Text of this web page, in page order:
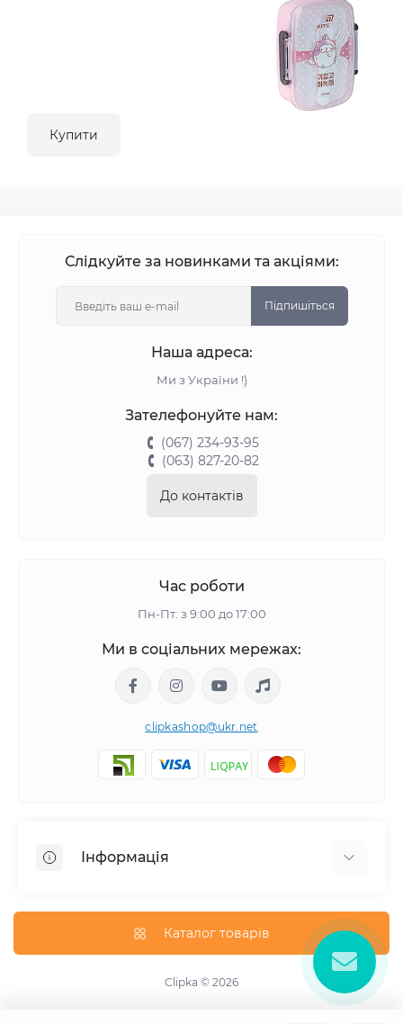
Купити
Слідкуйте за новинками та акціями:
Підпишіться
Наша адреса:
Ми з України !)
Зателефонуйте нам:
(067) 234-93-95
(063) 827-20-82
До контактів
Час роботи
Пн-Пт: з 9:00 до 17:00
Ми в соціальних мережах:
clipkashop@ukr.net
Інформація
Контакти
Каталог товарів
Clipka © 2026